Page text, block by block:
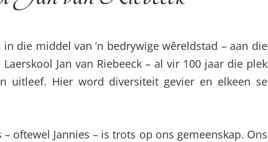
die middel van ’n bedrywige wêreldstad – aan die
Jan van Riebeeck – al vir 100 jaar die plek
uitleef. Hier word diversiteit gevier en elkeen se
oftewel Jannies – is trots op ons gemeenskap. Ons